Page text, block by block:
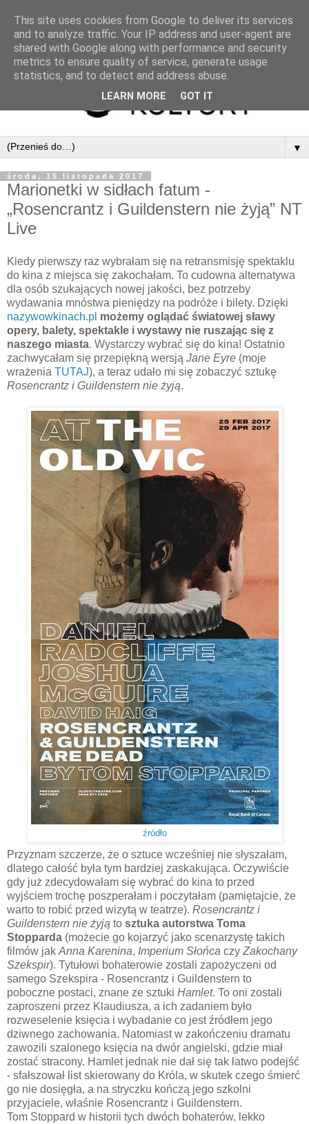
▼
środa, 15 listopada 2017
Marionetki w sidłach fatum -
„Rosencrantz i Guildenstern nie żyją” NT
Live
Kiedy pierwszy raz wybrałam się na retransmisję spektaklu
do kina z miejsca się zakochałam. To cudowna alternatywa
dla osób szukających nowej jakości, bez potrzeby
wydawania mnóstwa pieniędzy na podróże i bilety. Dzięki
nazywowkinach.pl możemy oglądać światowej sławy
opery, balety, spektakle i wystawy nie ruszając się z
naszego miasta. Wystarczy wybrać się do kina! Ostatnio
zachwycałam się przepiękną wersją Jane Eyre (moje
wrażenia TUTAJ), a teraz udało mi się zobaczyć sztukę
Rosencrantz i Guildenstern nie żyją.
źródło
Przyznam szczerze, że o sztuce wcześniej nie słyszałam,
dlatego całość była tym bardziej zaskakująca. Oczywiście
gdy już zdecydowałam się wybrać do kina to przed
wyjściem trochę poszperałam i poczytałam (pamiętajcie, że
warto to robić przed wizytą w teatrze). Rosencrantz i
Guildenstern nie żyją to sztuka autorstwa Toma
Stopparda (możecie go kojarzyć jako scenarzystę takich
filmów jakAnna Karenina, Imperium Słońca czyZakochany
Szekspir). Tytułowi bohaterowie zostali zapożyczeni od
samego Szekspira - Rosencrantz i Guildenstern to
poboczne postaci, znane ze sztuki Hamlet. To oni zostali
zaproszeni przez Klaudiusza, a ich zadaniem było
rozweselenie księcia i wybadanie co jest źródłem jego
dziwnego zachowania. Natomiast w zakończeniu dramatu
zawozili szalonego księcia na dwór angielski, gdzie miał
zostać stracony. Hamlet jednak nie dał się tak łatwo podejść
- sfałszował list skierowany do Króla, w skutek czego śmierć
go nie dosięgła, a na stryczku kończą jego szkolni
przyjaciele, właśnie Rosencrantz i Guildenstern.
Tom Stoppard w historii tych dwóch bohaterów, lekko
This site uses cookies from Google to deliver its services
and to analyze traffic. Your IP address and user-agent are
shared with Google along with performance and security
metrics to ensure quality of service, generate usage
statistics, and to detect and address abuse.
LEARN MORE GOT IT